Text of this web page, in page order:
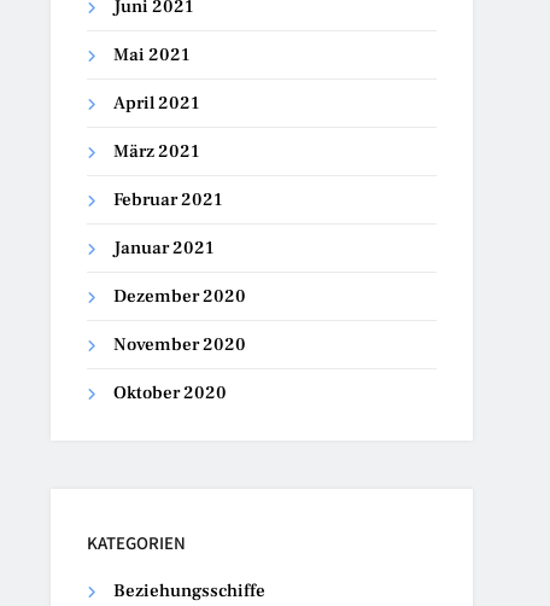
Juni 2021
Mai 2021
April 2021
März 2021
Februar 2021
Januar 2021
Dezember 2020
November 2020
Oktober 2020
KATEGORIEN
Beziehungsschiffe